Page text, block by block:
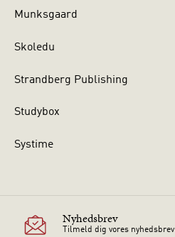
Munksgaard
Skoledu
Strandberg Publishing
Studybox
Systime
Nyhedsbrev
Tilmeld dig vores nyhedsbrev